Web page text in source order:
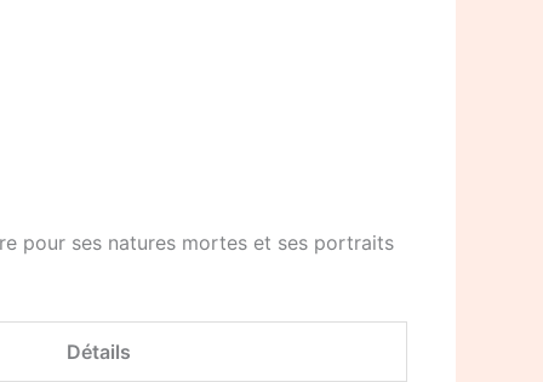
pour ses natures mortes et ses portraits
Détails